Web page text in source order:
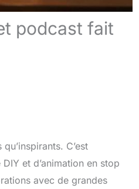
podcast fait
C’est
et d’animation en stop
avec de grandes